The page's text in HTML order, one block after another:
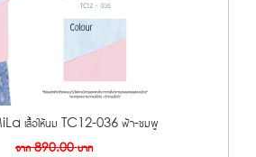
เสื้อให้นม TC12-036 ฟ้า-ชมพู
จาก890.00บาท